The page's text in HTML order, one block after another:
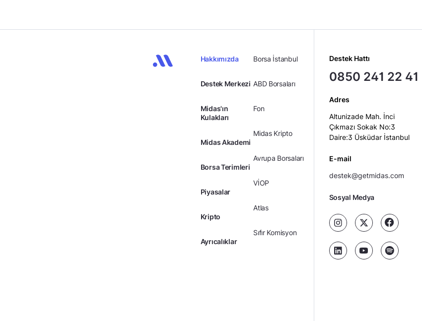
Hakkımızda
Destek Merkezi
Midas'ın
Kulakları
Midas Akademi
Borsa Terimleri
Piyasalar
Kripto
Ayrıcalıklar
Borsa İstanbul
ABD Borsaları
Fon
Midas Kripto
Avrupa Borsaları
VİOP
Atlas
Sıfır Komisyon
Destek Hattı
0850 241 22 41
Adres
Altunizade Mah. İnci
Çıkmazı Sokak No:3
Daire:3 Üsküdar İstanbul
E-mail
destek@getmidas.com
Sosyal Medya